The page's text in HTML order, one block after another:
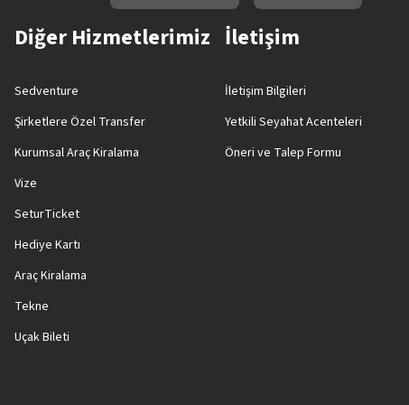
Diğer Hizmetlerimiz
Sedventure
Şirketlere Özel Transfer
Kurumsal Araç Kiralama
Vize
SeturTicket
Hediye Kartı
Araç Kiralama
Tekne
Uçak Bileti
İletişim
İletişim Bilgileri
Yetkili Seyahat Acenteleri
Öneri ve Talep Formu